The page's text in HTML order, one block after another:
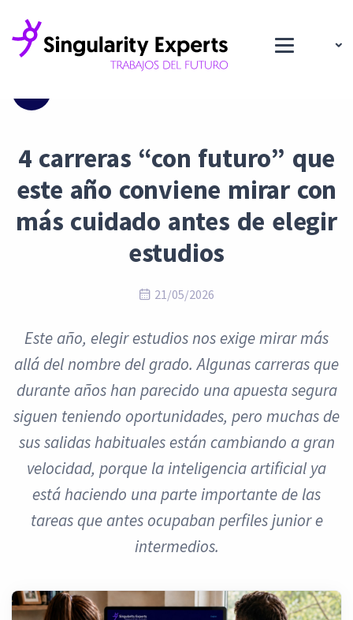
4 carreras “con futuro” que
este año conviene mirar con
más cuidado antes de elegir
estudios
21/05/2026
Este año, elegir estudios nos exige mirar más
allá del nombre del grado. Algunas carreras que
durante años han parecido una apuesta segura
siguen teniendo oportunidades, pero muchas de
sus salidas habituales están cambiando a gran
velocidad, porque la inteligencia artificial ya
está haciendo una parte importante de las
tareas que antes ocupaban perfiles junior e
intermedios.